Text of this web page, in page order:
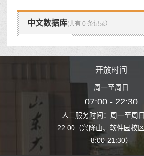
中文数据库(共有 0 条记录）
至周日8:00-
园校区图书馆
开放时间
周一至周日
07:00 - 22:30
人工服务时间：周一至周
22:00（兴隆山、软件园校
8:00-21:30）